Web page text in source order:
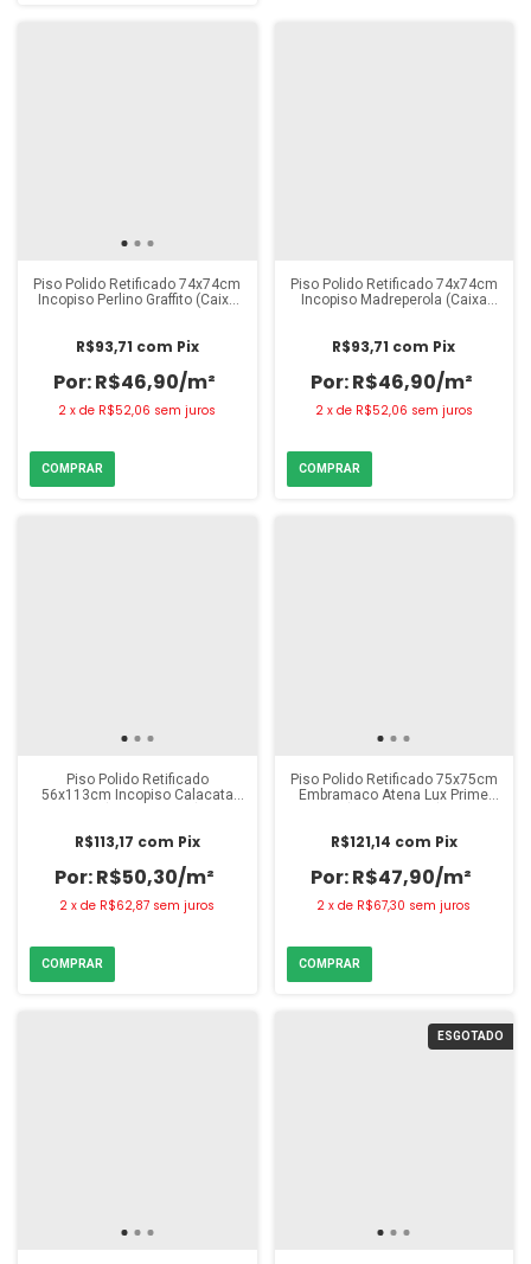
Piso Polido Retificado 74x74cm
Incopiso Perlino Graffito (Caixa
R$46,90/m²
R$93,71 com Pix
2 xde R$52,06 sem juros
Piso Polido Retificado 74x74cm
Incopiso Madreperola (Caixa
R$46,90/m²
R$93,71 com Pix
2 x de R$52,06 sem juros
Piso Polido Retificado
56x113cm Incopiso Calacata
R$50,30/m²
R$113,17 com Pix
2 xde R$62,87 sem juros
Piso Polido Retificado 75x75cm
Embramaco Atena Lux Prime
R$47,90/m²
R$121,14 com Pix
2 xde R$67,30 sem juros
ESGOTADO